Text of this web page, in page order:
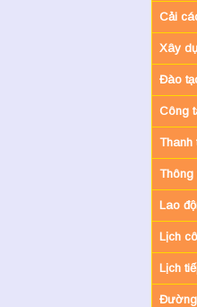
Cải
Xây
Đào
Công
Thanh
Thông
Lao
Lịch
Lịch
Đường